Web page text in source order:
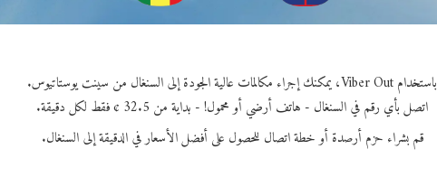
باستخدام Viber Out، يمكنك إجراء مكالمات عالية الجودة إلى السنغال من سينت يوستاتيوس.
اتصل بأي رقم في السنغال - هاتف أرضي أو محمول! - بداية من 32.5 ¢ فقط لكل دقيقة.
قم بشراء حزم أرصدة أو خطة اتصال للحصول على أفضل الأسعار في الدقيقة إلى السنغال.